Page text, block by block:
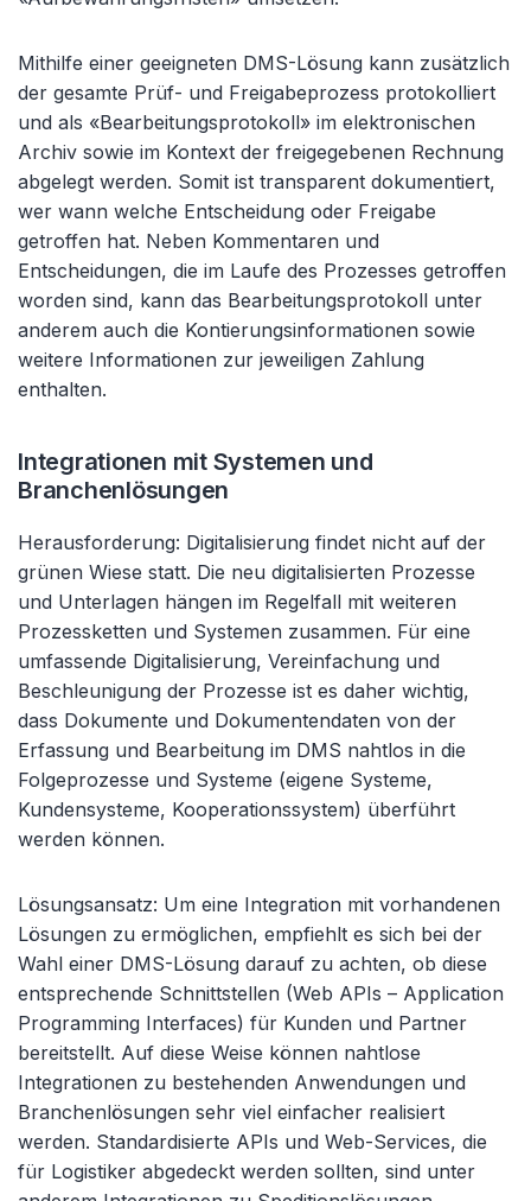
Mithilfe einer geeigneten DMS-Lösung kann zusätzlich
der gesamte Prüf- und Freigabeprozess protokolliert
und als «Bearbeitungsprotokoll» im elektronischen
Archiv sowie im Kontext der freigegebenen Rechnung
abgelegt werden. Somit ist transparent dokumentiert,
wer wann welche Entscheidung oder Freigabe
getroffen hat. Neben Kommentaren und
Entscheidungen, die im Laufe des Prozesses getroffen
worden sind, kann das Bearbeitungsprotokoll unter
anderem auch die Kontierungsinformationen sowie
weitere Informationen zur jeweiligen Zahlung
enthalten.
Integrationen mit Systemen und
Branchenlösungen
Herausforderung: Digitalisierung findet nicht auf der
grünen Wiese statt. Die neu digitalisierten Prozesse
und Unterlagen hängen im Regelfall mit weiteren
Prozessketten und Systemen zusammen. Für eine
umfassende Digitalisierung, Vereinfachung und
Beschleunigung der Prozesse ist es daher wichtig,
dass Dokumente und Dokumentendaten von der
Erfassung und Bearbeitung im DMS nahtlos in die
Folgeprozesse und Systeme (eigene Systeme,
Kundensysteme, Kooperationssystem) überführt
werden können.
Lösungsansatz: Um eine Integration mit vorhandenen
Lösungen zu ermöglichen, empfiehlt es sich bei der
Wahl einer DMS-Lösung darauf zu achten, ob diese
entsprechende Schnittstellen (Web APIs – Application
Programming Interfaces) für Kunden und Partner
bereitstellt. Auf diese Weise können nahtlose
Integrationen zu bestehenden Anwendungen und
Branchenlösungen sehr viel einfacher realisiert
werden. Standardisierte APIs und Web-Services, die
für Logistiker abgedeckt werden sollten, sind unter